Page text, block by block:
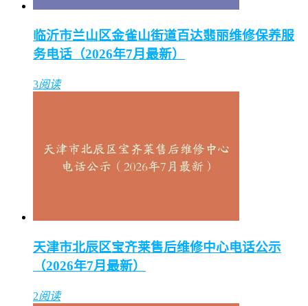
临沂市兰山区金雀山街道百达翡丽维修保养服
务电话（2026年7月最新）
3阅读
天津市北辰区宝齐莱售后维修中心电话公示
（2026年7月最新）
2阅读